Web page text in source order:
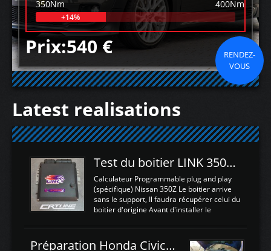
350Nm 400Nm
+14%
Prix:540 €
RENDEZ-
VOUS
Latest realisations
Test du boitier LINK 350Z Plugin ECU
Calculateur Programmable plug and play
(spécifique) Nissan 350Z Le boitier arrive
sans le support, Il faudra récupérer celui du
boitier d'origine Avant d'installer le
d'envoyer l'information de la large bande
Préparation Honda Civic Type R FK2